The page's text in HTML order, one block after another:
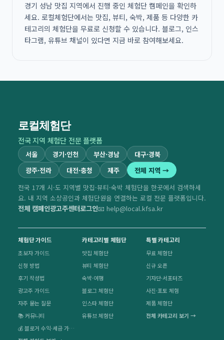
경기 성남 맛집 지역에서 진행 중인 체험단 캠페인을 확인하
세요. 로컬체험단에서는 맛집, 뷰티, 숙박, 제품 등 다양한 카
테고리의 체험단을 무료로 신청할 수 있습니다. 블로그, 인스
타그램, 유튜브 채널이 있다면 지금 바로 참여해보세요.
로컬체험단
전국 지역 체험단 전문 플랫폼
서울 경기·인천 부산·경남
대구·경북
광주·전라
대전·충청 제주
전체 지역 →
전국 17개 시·도 지역별 맛집·뷰티·숙박 체험단을 한곳에서 검색하세
요. 내 지역 소상공인과 체험단원을 연결하는 로컬 전문 플랫폼입니다.
전체 캠페인광고주센터로그인📧 help@local.kfsa.kr
체험단 가이드
초보자 가이드
신청 방법
후기 작성법
광고주 가이드
자주 묻는 질문
📚 커뮤니티
💰 블로거 수익·세금 가이드
카테고리별 체험단
맛집 체험단
뷰티 체험단
숙박·여행
블로그 체험단
인스타 체험단
유튜브 체험단
특별 카테고리
무료 체험단
신규 오픈
기자단·서포터즈
사진·포토 체험
제품 체험단
전체 카테고리 보기 →